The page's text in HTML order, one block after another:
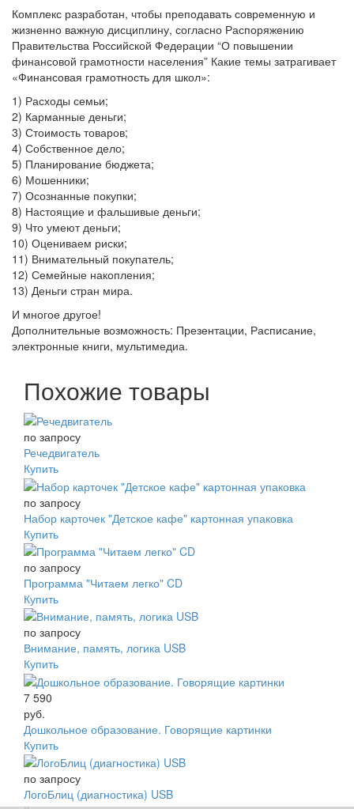
Комплекс разработан, чтобы преподавать современную и
жизненно важную дисциплину, согласно Распоряжению
Правительства Российской Федерации “О повышении
финансовой грамотности населения” Какие темы затрагивает
«Финансовая грамотность для школ»:
1) Расходы семьи;
2) Карманные деньги;
3) Стоимость товаров;
4) Собственное дело;
5) Планирование бюджета;
6) Мошенники;
7) Осознанные покупки;
8) Настоящие и фальшивые деньги;
9) Что умеют деньги;
10) Оцениваем риски;
11) Внимательный покупатель;
12) Семейные накопления;
13) Деньги стран мира.
И многое другое!
Дополнительные возможность: Презентации, Расписание,
электронные книги, мультимедиа.
Похожие товары
по запросу
Речедвигатель
Купить
по запросу
Набор карточек "Детское кафе" картонная упаковка
Купить
по запросу
Программа "Читаем легко" CD
Купить
по запросу
Внимание, память, логика USB
Купить
7 590
руб.
Дошкольное образование. Говорящие картинки
Купить
по запросу
ЛогоБлиц (диагностика) USB